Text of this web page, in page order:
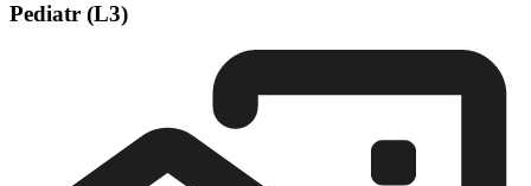
Pediatr (L3)